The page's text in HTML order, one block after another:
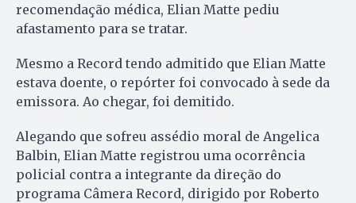
recomendação médica, Elian Matte pediu
afastamento para se tratar.
Mesmo a Record tendo admitido que Elian Matte
estava doente, o repórter foi convocado à sede da
emissora. Ao chegar, foi demitido.
Alegando que sofreu assédio moral de Angelica
Balbin, Elian Matte registrou uma ocorrência
policial contra a integrante da direção do
programa Câmera Record, dirigido por Roberto